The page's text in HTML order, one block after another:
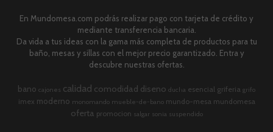
En Mundomesa.com podrás realizar pago con tarjeta de crédito y
mediante transferencia bancaria.
Da vida a tus ideas con la gama más completa de productos para tu
baño, mesas y sillas con el mejor precio garantizado. Entra y
descubre nuestras ofertas.
bano cajones calidad comodidad diseno ducha esencial griferia grifo
imex moderno monomando mueble-de-bano mundo-mesa mundomesa
oferta promocion salgar sonia suspendido